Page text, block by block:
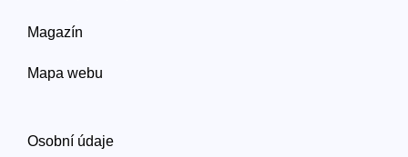
Magazín
Mapa webu
Osobní údaje